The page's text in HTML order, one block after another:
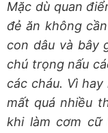
Mặc dù quan
đẻ ăn không
con dâu và bây
chú trọng nấu
các cháu. Vì
mất quá nhiều
khi làm cơm cữ